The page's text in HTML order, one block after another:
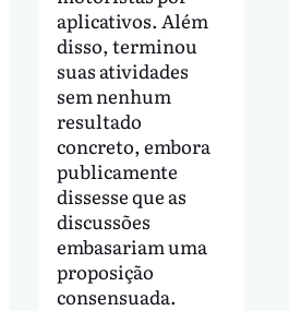
aplicativos. Além
disso, terminou
suas atividades
sem nenhum
resultado
concreto, embora
publicamente
dissesse que as
discussões
embasariam uma
proposição
consensuada.